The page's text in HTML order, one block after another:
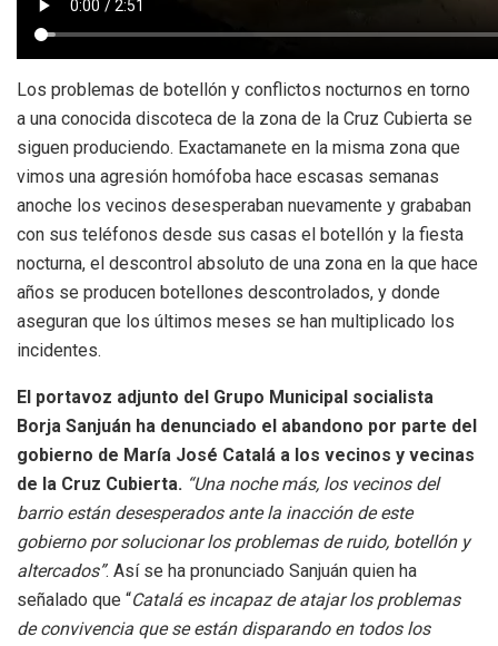
Los problemas de botellón y conflictos nocturnos en torno
a una conocida discoteca de la zona de la Cruz Cubierta se
siguen produciendo. Exactamanete en la misma zona que
vimos una agresión homófoba hace escasas semanas
anoche los vecinos desesperaban nuevamente y grababan
con sus teléfonos desde sus casas el botellón y la fiesta
nocturna, el descontrol absoluto de una zona en la que hace
años se producen botellones descontrolados, y donde
aseguran que los últimos meses se han multiplicado los
incidentes.
El portavoz adjunto del Grupo Municipal socialista
Borja Sanjuán ha denunciado el abandono por parte del
gobierno de María José Catalá a los vecinos y vecinas
de la Cruz Cubierta. “Una noche más, los vecinos del
barrio están desesperados ante la inacción de este
gobierno por solucionar los problemas de ruido, botellón y
altercados”. Así se ha pronunciado Sanjuán quien ha
señalado que “Catalá es incapaz de atajar los problemas
de convivencia que se están disparando en todos los